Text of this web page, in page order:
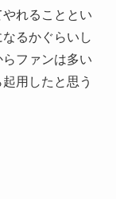
れることとい
るかぐらいし
ファンは多い
用したと思う